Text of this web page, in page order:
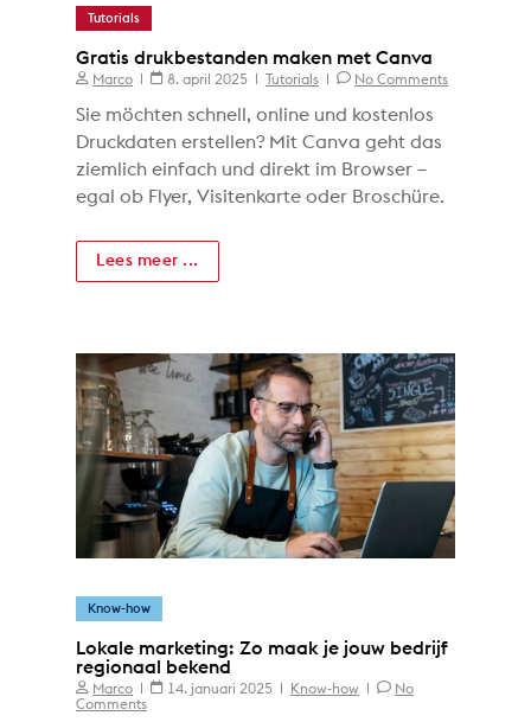
Tutorials
Gratis drukbestanden maken met Canva
Marco 8. april 2025 Tutorials No Comments
Sie möchten schnell, online und kostenlos
Druckdaten erstellen? Mit Canva geht das
ziemlich einfach und direkt im Browser –
egal ob Flyer, Visitenkarte oder Broschüre.
Lees meer ...
Know-how
Lokale marketing: Zo maak je jouw bedrijf
regionaal bekend
Marco 14. januari 2025 Know-how
No
Comments